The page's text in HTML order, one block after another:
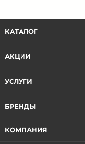
КАТАЛОГ
АКЦИИ
УСЛУГИ
БРЕНДЫ
КОМПАНИЯ